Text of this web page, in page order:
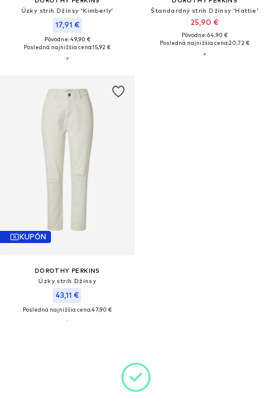
Úzky strih Džínsy 'Kimberly'
17,91 €
Pôvodne: 49,90 €
Posledná najnižšia cena:15,92 €
Štandardný strih Džínsy 'Hattie'
25,90 €
Pôvodne: 64,90 €
Posledná najnižšia cena:20,72 €
KUPÓN
DOROTHY PERKINS
Úzky strih Džínsy
43,11 €
Posledná najnižšia cena:47,90 €